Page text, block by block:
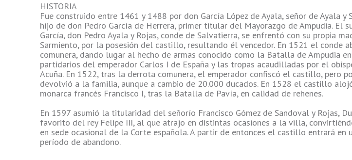
HISTORIA
Fue construido entre 1461 y 1488 por don García López de Ayala, señor de Ayala y
hijo de don Pedro García de Herrera, primer titular del Mayorazgo de Ampudia. El
García, don Pedro Ayala y Rojas, conde de Salvatierra, se enfrentó con su propia
Sarmiento, por la posesión del castillo, resultando él vencedor. En 1521 el conde
comunera, dando lugar al hecho de armas conocido como la Batalla de Ampudia
partidarios del emperador Carlos I de España y las tropas acaudilladas por el
Acuña. En 1522, tras la derrota comunera, el emperador confiscó el castillo, pero
devolvió a la familia, aunque a cambio de 20.000 ducados. En 1528 el castillo
monarca francés Francisco I, tras la Batalla de Pavía, en calidad de rehenes.
En 1597 asumió la titularidad del señorío Francisco Gómez de Sandoval y Rojas,
favorito del rey Felipe III, al que atrajo en distintas ocasiones a la villa,
en sede ocasional de la Corte española. A partir de entonces el castillo entrará en
período de abandono.